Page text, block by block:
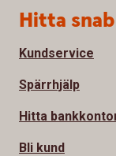
Sidfot
Hitta
Kundservice
Spärrhjälp
Hitta
Bli kund